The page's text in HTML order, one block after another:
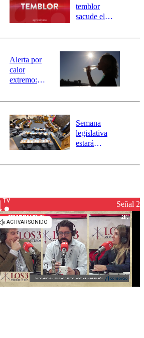
activa
mensajería
SAE
temblor
sacude el
revisa la
epicentro
Alerta por
calor
extremo:
activa Alerta
Preventiva en
tres comunas
Semana
legislativa
estará
el fin de la
reconstrucciónSeñal 2